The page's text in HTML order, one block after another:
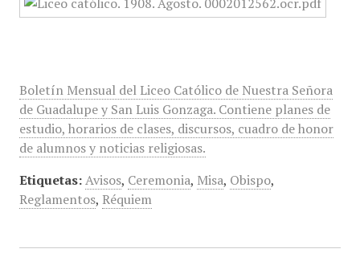
Boletín Mensual del Liceo Católico de Nuestra Señora
de Guadalupe y San Luis Gonzaga. Contiene planes de
estudio, horarios de clases, discursos, cuadro de honor
de alumnos y noticias religiosas.
Etiquetas: Avisos, Ceremonia, Misa, Obispo,
Reglamentos, Réquiem